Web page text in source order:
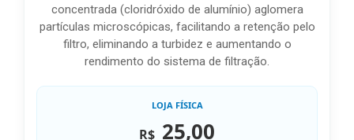
concentrada (cloridróxido de alumínio) aglomera
partículas microscópicas, facilitando a retenção pelo
filtro, eliminando a turbidez e aumentando o
rendimento do sistema de filtração.
LOJA FÍSICA
R$ 25,00